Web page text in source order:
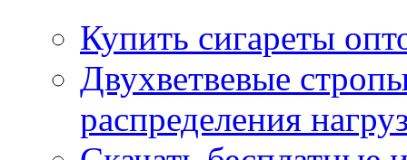
Купить сигареты
Двухветвевые
распределения